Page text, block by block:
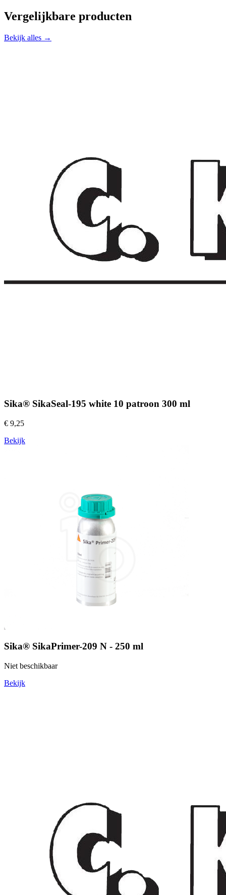
Vergelijkbare producten
Bekijk alles →
Sika® SikaSeal-195 white 10 patroon 300 ml
€ 9,25
Bekijk
Sika® SikaPrimer-209 N - 250 ml
Niet beschikbaar
Bekijk